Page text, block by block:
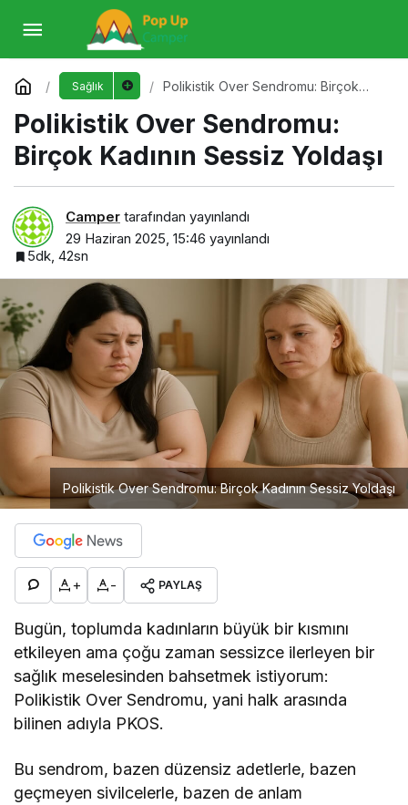
Sağlık
Polikistik Over Sendromu: Birçok
Polikistik Over Sendromu:
Birçok Kadının Sessiz Yoldaşı
Camper tarafından yayınlandı
29 Haziran 2025, 15:46 yayınlandı
5dk, 42sn
Polikistik Over Sendromu: Birçok Kadının Sessiz Yoldaşı
+ - PAYLAŞ
Bugün, toplumda kadınların büyük bir kısmını
etkileyen ama çoğu zaman sessizce ilerleyen bir
sağlık meselesinden bahsetmek istiyorum:
Polikistik Over Sendromu, yani halk arasında
bilinen adıyla PKOS.
Bu sendrom, bazen düzensiz adetlerle, bazen
geçmeyen sivilcelerle, bazen de anlam
Polikistik Over Sendromu: Birçok Kadının
Sessiz Yoldaşı
Yorum Yap